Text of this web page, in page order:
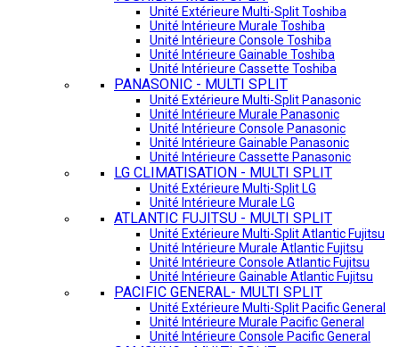
Unité Extérieure Multi-Split Toshiba
Unité Intérieure Murale Toshiba
Unité Intérieure Console Toshiba
Unité Intérieure Gainable Toshiba
Unité Intérieure Cassette Toshiba
PANASONIC - MULTI SPLIT
Unité Extérieure Multi-Split Panasonic
Unité Intérieure Murale Panasonic
Unité Intérieure Console Panasonic
Unité Intérieure Gainable Panasonic
Unité Intérieure Cassette Panasonic
LG CLIMATISATION - MULTI SPLIT
Unité Extérieure Multi-Split LG
Unité Intérieure Murale LG
ATLANTIC FUJITSU - MULTI SPLIT
Unité Extérieure Multi-Split Atlantic Fujitsu
Unité Intérieure Murale Atlantic Fujitsu
Unité Intérieure Console Atlantic Fujitsu
Unité Intérieure Gainable Atlantic Fujitsu
PACIFIC GENERAL- MULTI SPLIT
Unité Extérieure Multi-Split Pacific General
Unité Intérieure Murale Pacific General
Unité Intérieure Console Pacific General